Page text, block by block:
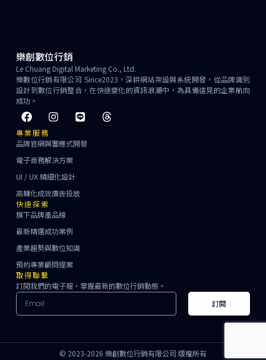
樂創數位行銷
Le Chuang Digital Marketing Co., Ltd.
樂數位行銷有限公司 Since2023，深耕網站架設與系統開發，從品牌識別
設計到數位行銷整合，在快速變化的資訊浪潮中，為具備遠見的企業航向
成功。
專業服務
品牌官網與響應式開發
電子商務解決方案
UI / UX 精細化設計
高轉化成效廣告投放
快速探索
旗下品牌產品線
最新精選成功案例
產業趨勢與數位知識
預約專業顧問提案
取得聯繫
訂閱我們的電子報，掌握最新的數位行銷動態。
訂閱
© 2023-2026 樂創數位行銷有限公司 版權所有